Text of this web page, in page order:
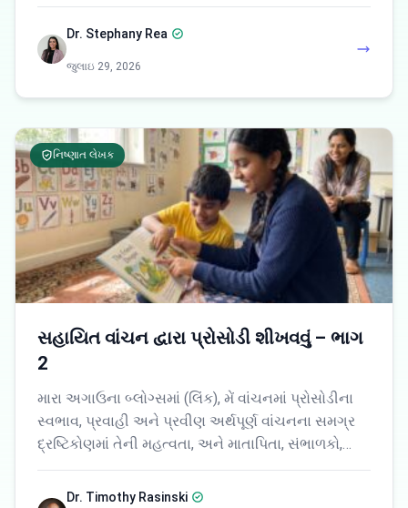
Dr. Stephany Rea
જુલાઇ 29, 2026
નિષ્ણાત લેખક
સહાયિત વાંચન દ્વારા પ્રોસોડી શીખવવું – ભાગ
2
મારા અગાઉના બ્લોગ્સમાં (લિંક), મેં વાંચનમાં પ્રોસોડીના
સ્વભાવ, પ્રવાહી અને પ્રવીણ અર્થપૂર્ણ વાંચનના સમગ્ર
દ્રષ્ટિકોણમાં તેની મહત્વતા, અને માતાપિતા, સંભાળકો,…
Dr. Timothy Rasinski